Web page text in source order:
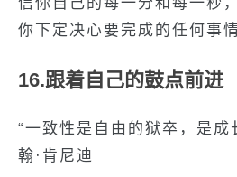
你下定决心要完成的任何事情
16.跟着自己的鼓点前进
“一致性是自由的狱卒，是
翰·肯尼迪